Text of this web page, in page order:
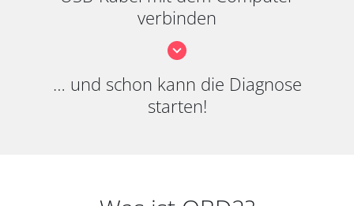
verbinden
… und schon kann die Diagnose
starten!